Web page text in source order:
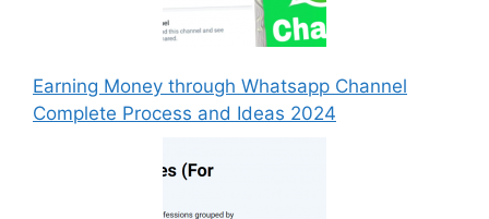
Earning Money through Whatsapp Channel
Complete Process and Ideas 2024